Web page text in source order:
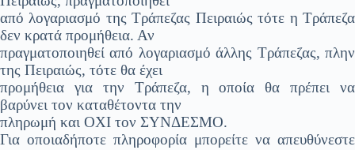
από λογαριασμό της Τράπεζας Πειραιώς τότε η Τράπεζα
δεν κρατά προμήθεια. Αν
πραγματοποιηθεί από λογαριασμό άλλης Τράπεζας, πλην
της Πειραιώς, τότε θα έχει
προμήθεια για την Τράπεζα, η οποία θα πρέπει να
βαρύνει τον καταθέτοντα την
πληρωμή και ΟΧΙ τον ΣΥΝΔΕΣΜΟ.
Για οποιαδήποτε πληροφορία μπορείτε να απευθύνεστε